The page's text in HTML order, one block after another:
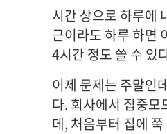
시간 상으로 하루에
근이라도 하루 하면
4시간 정도 쓸 수 있
이제 문제는 주말인
다. 회사에서 집중모
데, 처음부터 집에